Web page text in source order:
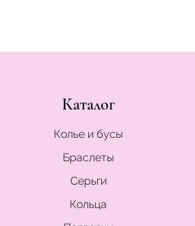
Каталог
Колье и бусы
Браслеты
Серьги
Кольца